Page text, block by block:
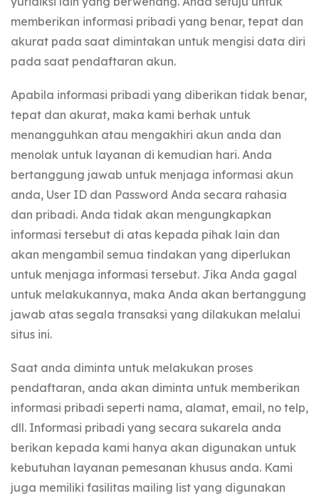
memberikan informasi pribadi yang benar, tepat dan
akurat pada saat dimintakan untuk mengisi data diri
pada saat pendaftaran akun.
Apabila informasi pribadi yang diberikan tidak benar,
tepat dan akurat, maka kami berhak untuk
menangguhkan atau mengakhiri akun anda dan
menolak untuk layanan di kemudian hari. Anda
bertanggung jawab untuk menjaga informasi akun
anda, User ID dan Password Anda secara rahasia
dan pribadi. Anda tidak akan mengungkapkan
informasi tersebut di atas kepada pihak lain dan
akan mengambil semua tindakan yang diperlukan
untuk menjaga informasi tersebut. Jika Anda gagal
untuk melakukannya, maka Anda akan bertanggung
jawab atas segala transaksi yang dilakukan melalui
situs ini.
Saat anda diminta untuk melakukan proses
pendaftaran, anda akan diminta untuk memberikan
informasi pribadi seperti nama, alamat, email, no telp,
dll. Informasi pribadi yang secara sukarela anda
berikan kepada kami hanya akan digunakan untuk
kebutuhan layanan pemesanan khusus anda. Kami
juga memiliki fasilitas mailing list yang digunakan